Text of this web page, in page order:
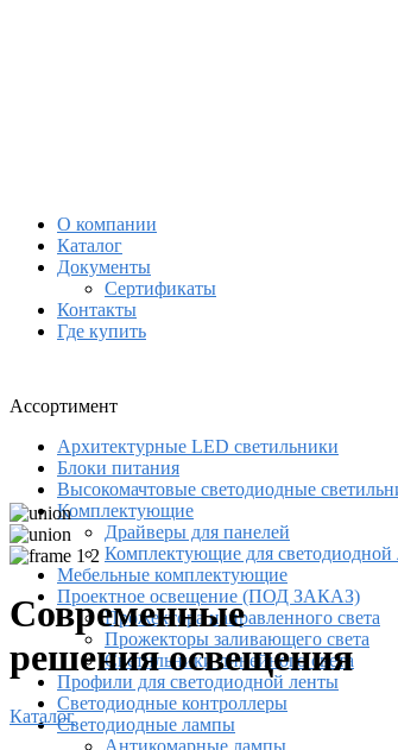
О компании
Каталог
Документы
Сертификаты
Контакты
Где купить
Ассортимент
Архитектурные LED светильники
Блоки питания
Высокомачтовые светодиодные
Комплектующие
Драйверы для панелей
Комплектующие для светодиодной
Мебельные комплектующие
Проектное освещение (ПОД ЗАКАЗ)
Прожектора направленного света
Прожекторы заливающего света
Светильники линейного света
Профили для светодиодной ленты
Светодиодные контроллеры
Светодиодные лампы
Антикомарные лампы
Современные
решения освещения
Каталог